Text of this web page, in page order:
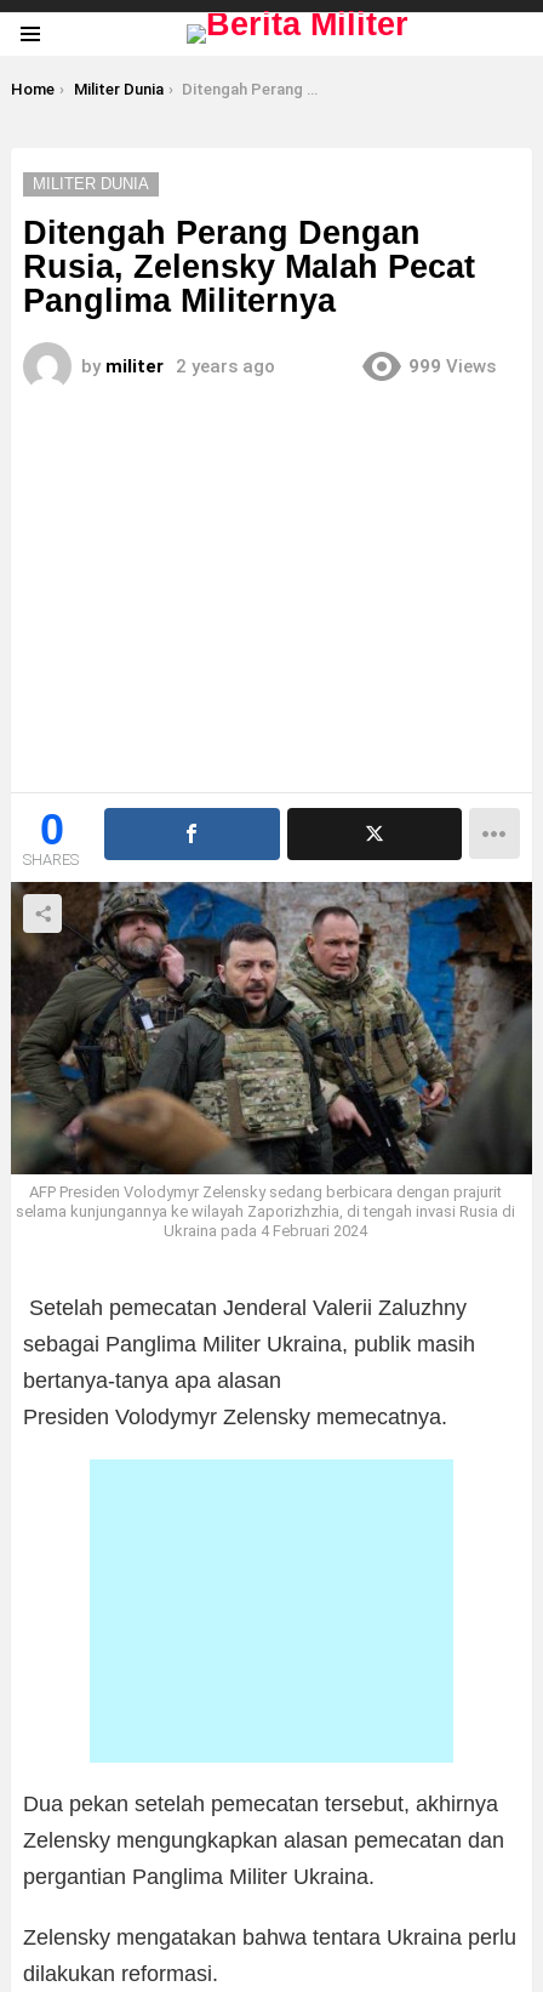
You are here:
Home Militer Dunia Ditengah Perang Dengan Rusia, Zelensky Malah Pecat Panglima Militernya
MILITER DUNIA
Ditengah Perang Dengan
Rusia, Zelensky Malah Pecat
Panglima Militernya
by militer 2 years ago 999 Views
0
SHARES
AFP Presiden Volodymyr Zelensky sedang berbicara dengan prajurit
selama kunjungannya ke wilayah Zaporizhzhia, di tengah invasi Rusia di
Ukraina pada 4 Februari 2024
Setelah pemecatan Jenderal Valerii Zaluzhny
sebagai Panglima Militer Ukraina, publik masih
bertanya-tanya apa alasan
Presiden Volodymyr Zelensky memecatnya.
Dua pekan setelah pemecatan tersebut, akhirnya
Zelensky mengungkapkan alasan pemecatan dan
pergantian Panglima Militer Ukraina.
Zelensky mengatakan bahwa tentara Ukraina perlu
dilakukan reformasi.